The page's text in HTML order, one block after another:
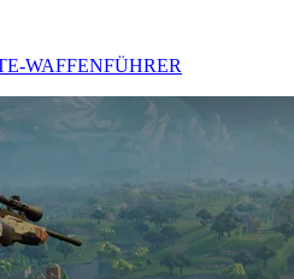
WAFFENFÜHRER